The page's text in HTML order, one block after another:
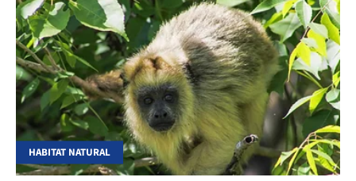
HABITAT NATURAL